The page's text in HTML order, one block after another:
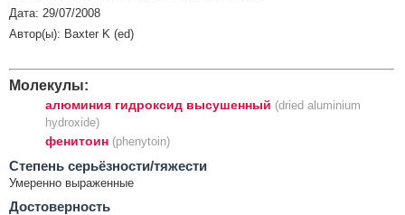
Дата: 29/07/2008
Автор(ы): Baxter K (ed)
Молекулы:
алюминия гидроксид высушенный (dried aluminium
hydroxide)
фенитоин (phenytoin)
Cтепень серьёзности/тяжести
Умеренно выраженные
Достоверность